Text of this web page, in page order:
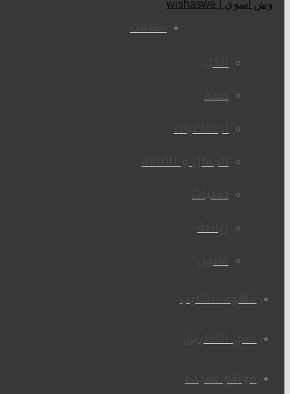
مقالات
الكل
صحة
اجتماعيات
الجمال و الأناقة
تقنيات
رياضة
قانون
قهوة الشايب
حمل التطبيق
مواقع مفيدة